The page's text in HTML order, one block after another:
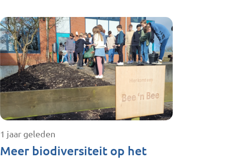
1 jaar geleden
Meer biodiversiteit op het